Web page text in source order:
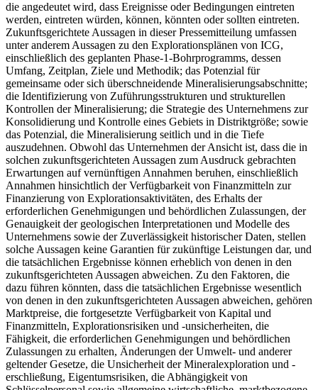
die angedeutet wird, dass Ereignisse oder Bedingungen eintreten
werden, eintreten würden, können, könnten oder sollten eintreten.
Zukunftsgerichtete Aussagen in dieser Pressemitteilung umfassen
unter anderem Aussagen zu den Explorationsplänen von ICG,
einschließlich des geplanten Phase-1-Bohrprogramms, dessen
Umfang, Zeitplan, Ziele und Methodik; das Potenzial für
gemeinsame oder sich überschneidende Mineralisierungsabschnitte;
die Identifizierung von Zuführungsstrukturen und strukturellen
Kontrollen der Mineralisierung; die Strategie des Unternehmens zur
Konsolidierung und Kontrolle eines Gebiets in Distriktgröße; sowie
das Potenzial, die Mineralisierung seitlich und in die Tiefe
auszudehnen. Obwohl das Unternehmen der Ansicht ist, dass die in
solchen zukunftsgerichteten Aussagen zum Ausdruck gebrachten
Erwartungen auf vernünftigen Annahmen beruhen, einschließlich
Annahmen hinsichtlich der Verfügbarkeit von Finanzmitteln zur
Finanzierung von Explorationsaktivitäten, des Erhalts der
erforderlichen Genehmigungen und behördlichen Zulassungen, der
Genauigkeit der geologischen Interpretationen und Modelle des
Unternehmens sowie der Zuverlässigkeit historischer Daten, stellen
solche Aussagen keine Garantien für zukünftige Leistungen dar, und
die tatsächlichen Ergebnisse können erheblich von denen in den
zukunftsgerichteten Aussagen abweichen. Zu den Faktoren, die
dazu führen könnten, dass die tatsächlichen Ergebnisse wesentlich
von denen in den zukunftsgerichteten Aussagen abweichen, gehören
Marktpreise, die fortgesetzte Verfügbarkeit von Kapital und
Finanzmitteln, Explorationsrisiken und -unsicherheiten, die
Fähigkeit, die erforderlichen Genehmigungen und behördlichen
Zulassungen zu erhalten, Änderungen der Umwelt- und anderer
geltender Gesetze, die Unsicherheit der Mineralexploration und -
erschließung, Eigentumsrisiken, die Abhängigkeit von